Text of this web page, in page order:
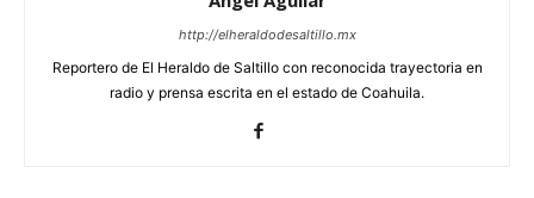
http://elheraldodesaltillo.mx
Reportero de El Heraldo de Saltillo con reconocida trayectoria en
radio y prensa escrita en el estado de Coahuila.